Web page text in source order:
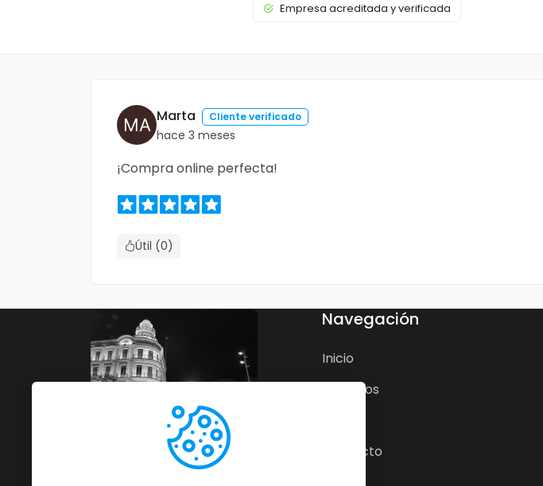
Empresa acreditada y verificada
Marta Cliente verificado
hace 3 meses
¡Compra online perfecta!
Útil (0)
Navegación
Inicio
Negocios
Contacto